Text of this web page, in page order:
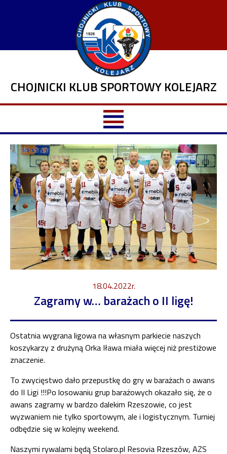
CHOJNICKI KLUB SPORTOWY KOLEJARZ
18.04.2022r.
Zagramy w… barażach o II ligę!
Ostatnia wygrana ligowa na własnym parkiecie naszych
koszykarzy z drużyną Orka Iława miała więcej niż prestiżowe
znaczenie.
To zwycięstwo dało przepustkę do gry w barażach o awans
do II Ligi !!!Po losowaniu grup barażowych okazało się, że o
awans zagramy w bardzo dalekim Rzeszowie, co jest
wyzwaniem nie tylko sportowym, ale i logistycznym. Turniej
odbędzie się w kolejny weekend.
Naszymi rywalami będą Stolaro.pl Resovia Rzeszów, AZS